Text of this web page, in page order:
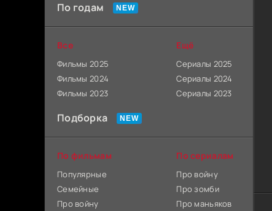
По годам
Все
Фильмы 2025
Фильмы 2024
Фильмы 2023
Ещё
Сериалы 2025
Сериалы 2024
Сериалы 2023
Подборка
По фильмам
Популярные
Семейные
Про войну
По сериалам
Про войну
Про зомби
Про маньяков